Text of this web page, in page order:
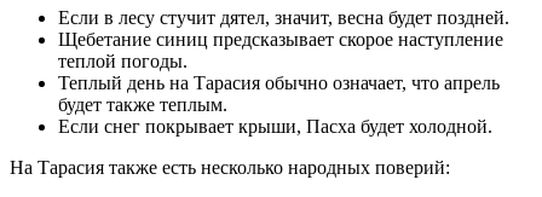
Если в лесу стучит дятел, значит, весна будет поздней.
Щебетание синиц предсказывает скорое наступление
теплой погоды.
Теплый день на Тарасия обычно означает, что апрель
будет также теплым.
Если снег покрывает крыши, Пасха будет холодной.
На Тарасия также есть несколько народных поверий: